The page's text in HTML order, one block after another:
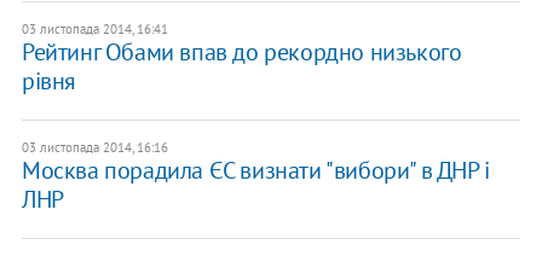
03 листопада 2014, 16:41
Рейтинг Обами впав до рекордно низького
рівня
03 листопада 2014, 16:16
Москва порадила ЄС визнати "вибори" в ДНР і
ЛНР